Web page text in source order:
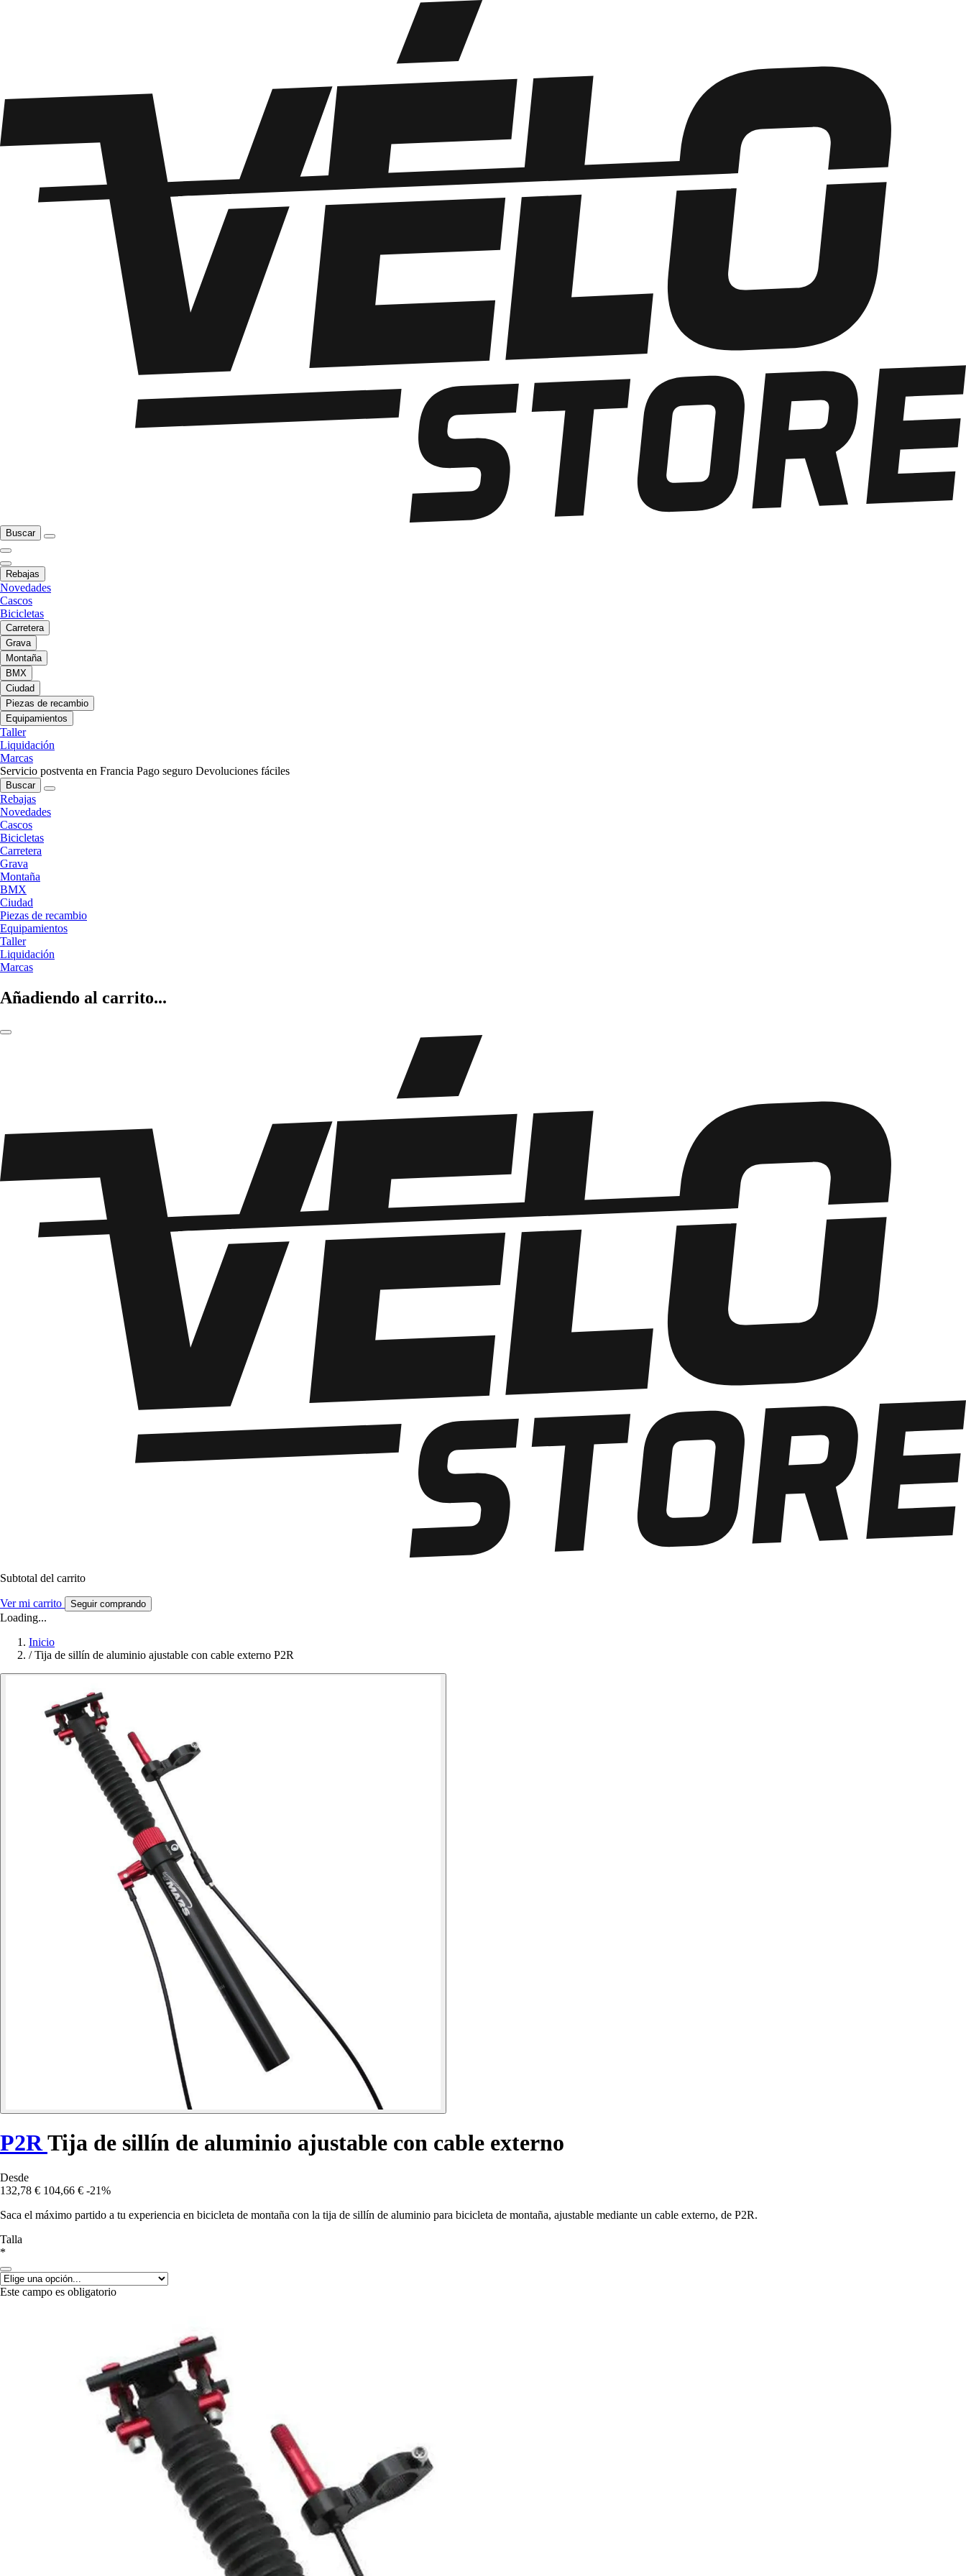
Buscar
Rebajas
Novedades
Cascos
Bicicletas
Carretera
Grava
Montaña
BMX
Ciudad
Piezas de recambio
Equipamientos
Taller
Liquidación
Marcas
Servicio postventa en Francia Pago seguro Devoluciones fáciles
Buscar
Rebajas
Novedades
Cascos
Bicicletas
Carretera
Grava
Montaña
BMX
Ciudad
Piezas de recambio
Equipamientos
Taller
Liquidación
Marcas
Añadiendo al carrito...
Subtotal del carrito
Ver mi carrito Seguir comprando
Loading...
Inicio
/ Tija de sillín de aluminio ajustable con cable externo P2R
P2RTija de sillín de aluminio ajustable con cable externo
Desde
132,78 € 104,66 € -21%
Saca el máximo partido a tu experiencia en bicicleta de montaña con la tija de sillín de aluminio para bicicleta de montaña, ajustable mediante un cable externo, de P2R.
Talla
*
Este campo es obligatorio